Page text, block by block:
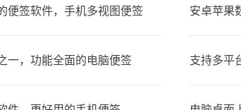
便签软件，手机多视图便签
一，功能全面的电脑便签 支持多平